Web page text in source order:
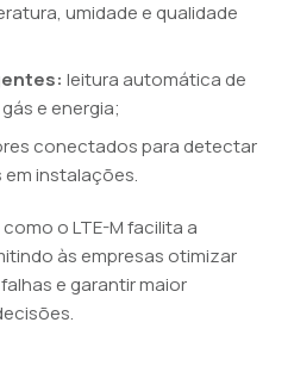
umidade e qualidade
leitura automática de
e energia;
conectados para detectar
instalações.
o LTE-M facilita a
às empresas otimizar
e garantir maior